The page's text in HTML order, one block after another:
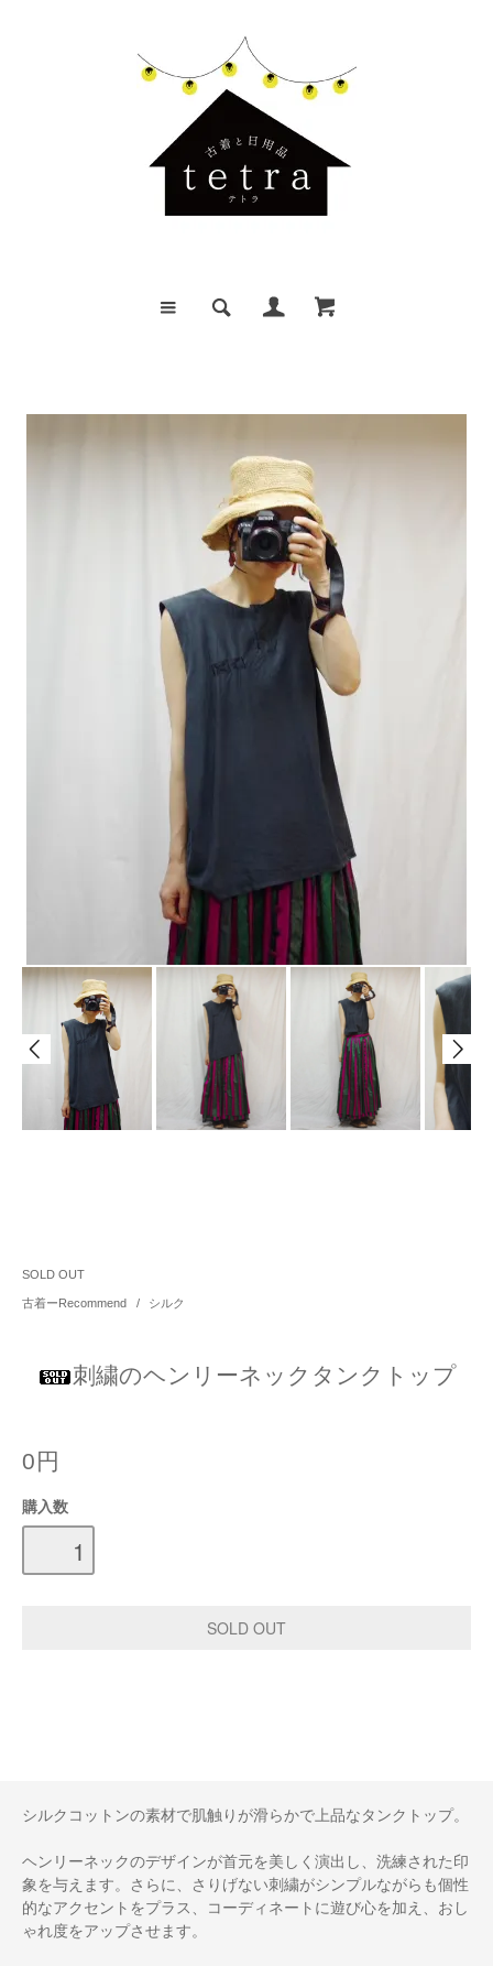
SOLD OUT
古着ーRecommend / シルク
刺繍のヘンリーネックタンクトップ
0円
購入数
シルクコットンの素材で肌触りが滑らかで上品なタンクトップ。
ヘンリーネックのデザインが首元を美しく演出し、洗練された印
象を与えます。さらに、さりげない刺繍がシンプルながらも個性
的なアクセントをプラス、コーディネートに遊び心を加え、おし
ゃれ度をアップさせます。